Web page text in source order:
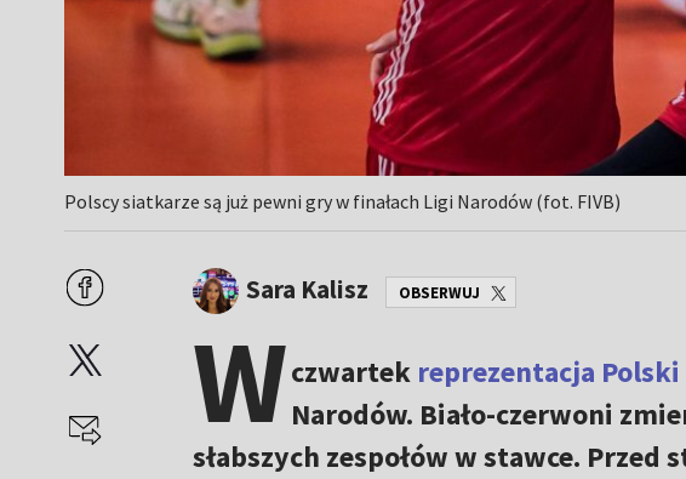
Polscy siatkarze są już pewni gry w finałach Ligi Narodów (fot. FIVB)
Sara Kalisz OBSERWUJ
Wczwartek reprezentacja
Narodów. Biało-czerwoni
słabszych zespołów w stawce.